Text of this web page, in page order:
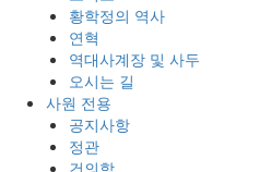
황학정의 역사
연혁
역대사계장 및 사두
오시는 길
사원 전용
공지사항
정관
건의함